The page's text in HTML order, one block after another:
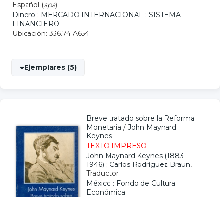
Español (spa)
Dinero ; MERCADO INTERNACIONAL ; SISTEMA
FINANCIERO
Ubicación: 336.74 A654
Ejemplares (5)
Breve tratado sobre la Reforma
Monetaria / John Maynard
Keynes
TEXTO IMPRESO
John Maynard Keynes (1883-
1946) ; Carlos Rodríguez Braun,
Traductor
México : Fondo de Cultura
Económica